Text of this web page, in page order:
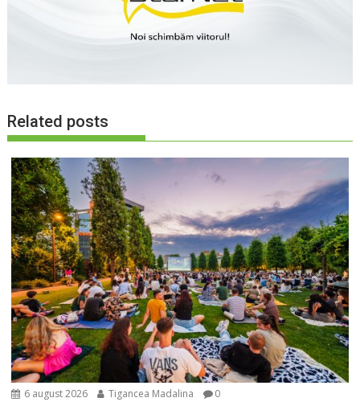
Related posts
6 august 2026 Tigancea Madalina 0